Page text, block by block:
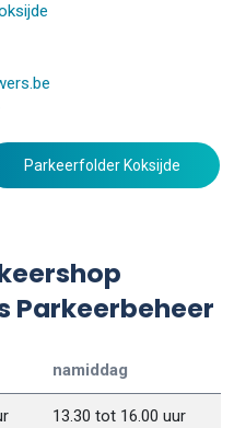
Parkeerfolder Koksijde
Parkeerbeheer
namiddag
13.30 tot 16.00 uur